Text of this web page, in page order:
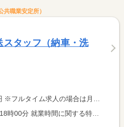
職業安定所）
スタッフ（納車・洗
額（換算額）、パート求人の場合は時間額を表示しています。